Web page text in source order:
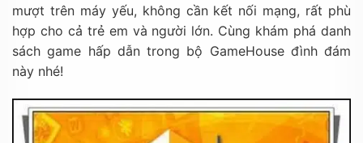
mượt trên máy yếu, không cần kết nối mạng, rất phù
hợp cho cả trẻ em và người lớn. Cùng khám phá danh
sách game hấp dẫn trong bộ GameHouse đình đám
này nhé!